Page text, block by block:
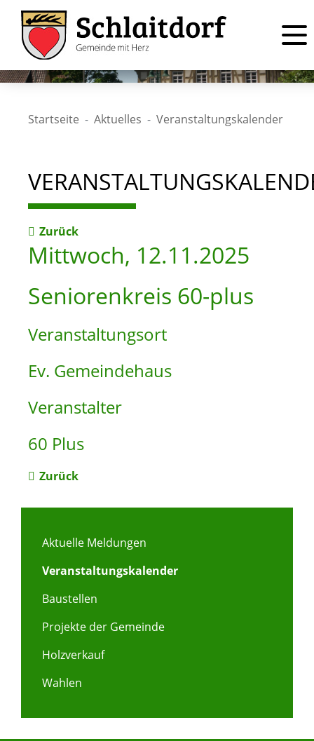
Startseite Aktuelles Veranstaltungskalender
Zurück
Mittwoch, 12.11.2025
Seniorenkreis 60-plus
Veranstaltungsort
Ev. Gemeindehaus
Veranstalter
60 Plus
Zurück
Aktuelle Meldungen
Veranstaltungskalender
Baustellen
Projekte der Gemeinde
Holzverkauf
Wahlen